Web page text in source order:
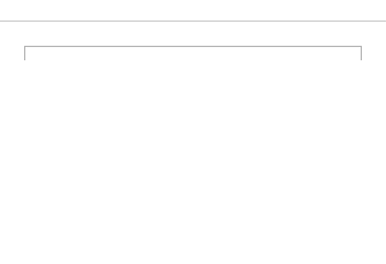
Refugiado